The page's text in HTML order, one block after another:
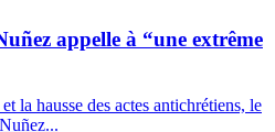
appelle à “une extrême
la hausse des actes antichrétiens, le